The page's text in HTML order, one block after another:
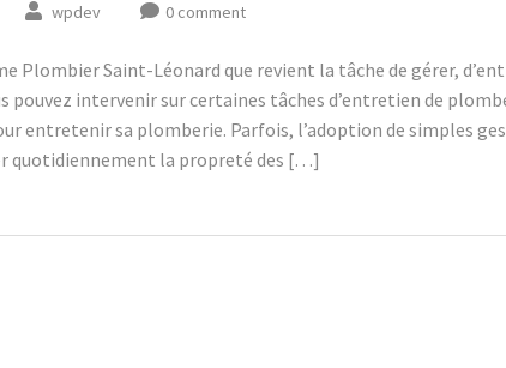
wpdev 0 comment
Plombier Saint-Léonard que revient la tâche de gérer,
pouvez intervenir sur certaines tâches d’entretien de
entretenir sa plomberie. Parfois, l’adoption de simples
quotidiennement la propreté des […]